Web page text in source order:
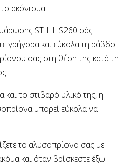
ακόνισμα
STIHL S260 σάς
γρήγορα και εύκολα τη ράβδο
σας στη θέση της κατά τη
το στιβαρό υλικό της, η
μπορεί εύκολα να
το αλυσοπρίονο σας με
και όταν βρίσκεστε έξω.